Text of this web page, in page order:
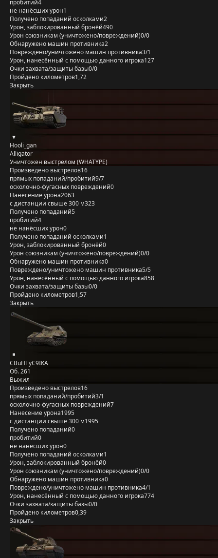
пробитий4
не нанёсших урон1
Получено попаданий осколками2
Урон, заблокированный бронёй490
Урон союзникам (уничтожено/повреждений)0/0
Обнаружено машин противника2
Повреждено/уничтожено машин противника3/1
Урон, нанесённый с помощью данного игрока127
Очки захвата/защиты базы0/0
Пройдено километров1,72
Закрыть
Hooli_gan
Alligator
Уничтожен выстрелом (WHATYPE)
Произведено выстрелов16
прямых попаданий/пробитий9/7
осколочно-фугасных повреждений0
Нанесение урона2063
с дистанции свыше 300 м323
Получено попаданий5
пробитий4
не нанёсших урон0
Получено попаданий осколками1
Урон, заблокированный бронёй0
Урон союзникам (уничтожено/повреждений)0/0
Обнаружено машин противника0
Повреждено/уничтожено машин противника5/5
Урон, нанесённый с помощью данного игрока858
Очки захвата/защиты базы0/0
Пройдено километров1,57
Закрыть
CBuHTyC9IKA
Об. 261
Выжил
Произведено выстрелов16
прямых попаданий/пробитий3/1
осколочно-фугасных повреждений7
Нанесение урона1995
с дистанции свыше 300 м1995
Получено попаданий0
пробитий0
не нанёсших урон0
Получено попаданий осколками1
Урон, заблокированный бронёй0
Урон союзникам (уничтожено/повреждений)0/0
Обнаружено машин противника0
Повреждено/уничтожено машин противника4/1
Урон, нанесённый с помощью данного игрока774
Очки захвата/защиты базы0/0
Пройдено километров0,39
Закрыть